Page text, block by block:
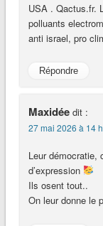
USA . Qactus.fr.
polluants
anti israel, pro
Répondre
Maxidée dit :
27 mai 2026 à 14
Leur démocratie,
d’expression
Ils osent tout..
On leur donne le